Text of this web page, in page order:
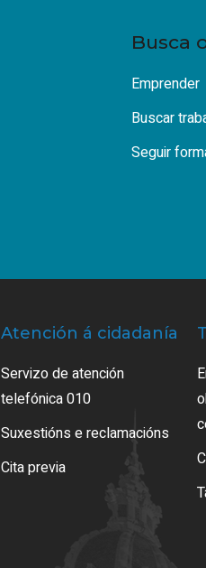
Busca
Emprender
Buscar
Seguir
Atención á cidadanía
Servizo de atención
telefónica 010
Suxestións e reclamacións
Cita previa